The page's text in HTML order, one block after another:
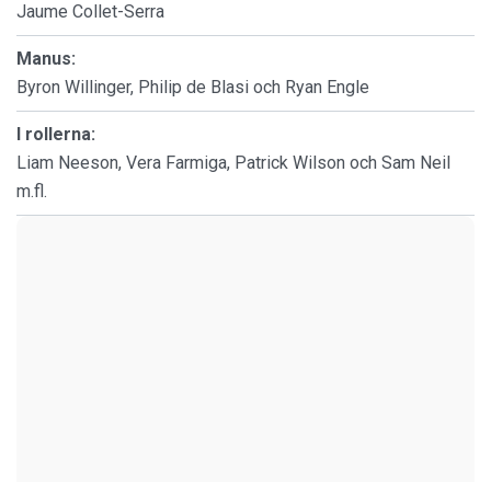
Jaume Collet-Serra
Manus:
Byron Willinger, Philip de Blasi och Ryan Engle
I rollerna:
Liam Neeson, Vera Farmiga, Patrick Wilson och Sam Neil
m.fl.